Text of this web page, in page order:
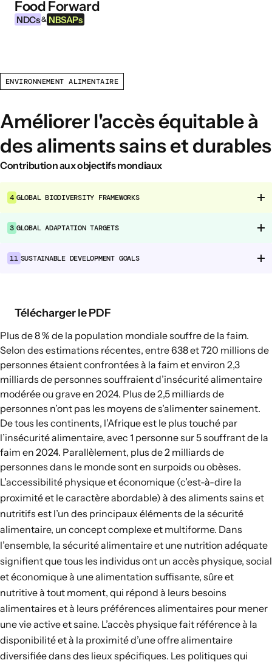
Aller au contenu
Food Forward
NDCs & NBSAPs
INFORMATIONS
À propos de cet outil
Qu’est-ce que les NDCs ?
Qu’est-ce que les NBSAPs ?
Pourquoi agir sur l’agriculture et les
systèmes alimentaires ?
Environnement alimentaire
Gouvernance alimentaire
alimentaire
Consommation alimentaire
EXPLORER
Options politiques dans le domaine de
l’agriculture et des systèmes
alimentaires
Connexions
ENVIRONNEMENT ALIMENTAIRE
Améliorer l'accès équitable à
des aliments sains et durables
Contribution aux objectifs mondiaux
4 GLOBAL BIODIVERSITY FRAMEWORKS
3 GLOBAL ADAPTATION TARGETS
11 SUSTAINABLE DEVELOPMENT GOALS
Télécharger le PDF
Plus de 8 % de la population mondiale souffre de la faim.
Selon des estimations récentes, entre 638 et 720 millions de
personnes étaient confrontées à la faim et environ 2,3
milliards de personnes souffraient d’insécurité alimentaire
modérée ou grave en 2024. Plus de 2,5 milliards de
personnes n’ont pas les moyens de s’alimenter sainement.
De tous les continents, l’Afrique est le plus touché par
l’insécurité alimentaire, avec 1 personne sur 5 souffrant de la
faim en 2024. Parallèlement, plus de 2 milliards de
personnes dans le monde sont en surpoids ou obèses.
L’accessibilité physique et économique (c’est-à-dire la
proximité et le caractère abordable) à des aliments sains et
nutritifs est l’un des principaux éléments de la sécurité
alimentaire, un concept complexe et multiforme. Dans
l’ensemble, la sécurité alimentaireet une nutrition adéquate
signifient que tous les individus ont un accès physique, social
et économique à une alimentation suffisante, sûre et
nutritive à tout moment, qui répond à leurs besoins
alimentaires et à leurs préférences alimentaires pour mener
une vie active et saine. L’accès physique fait référence à la
disponibilité et à la proximité d’une offre alimentaire
diversifiée dans des lieux spécifiques. Les politiques qui